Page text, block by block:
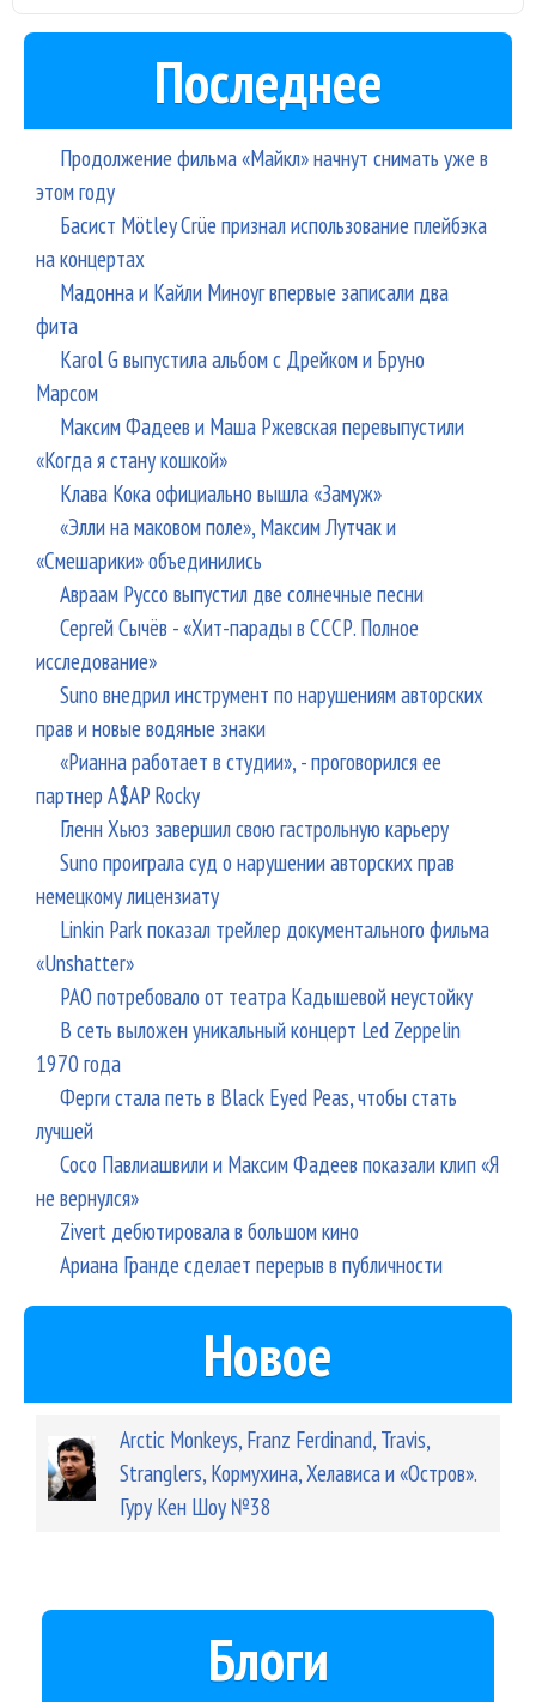
Последнее
Продолжение фильма «Майкл» начнут снимать уже в
этом году
Басист Mötley Crüe признал использование плейбэка
на концертах
Мадонна и Кайли Миноуг впервые записали два
фита
Karol G выпустила альбом с Дрейком и Бруно
Марсом
Максим Фадеев и Маша Ржевская перевыпустили
«Когда я стану кошкой»
Клава Кока официально вышла «Замуж»
«Элли на маковом поле», Максим Лутчак и
«Смешарики» объединились
Авраам Руссо выпустил две солнечные песни
Сергей Сычёв - «Хит-парады в СССР. Полное
исследование»
Suno внедрил инструмент по нарушениям авторских
прав и новые водяные знаки
«Рианна работает в студии», - проговорился ее
партнер A$AP Rocky
Гленн Хьюз завершил свою гастрольную карьеру
Suno проиграла суд о нарушении авторских прав
немецкому лицензиату
Linkin Park показал трейлер документального фильма
«Unshatter»
РАО потребовало от театра Кадышевой неустойку
В сеть выложен уникальный концерт Led Zeppelin
1970 года
Ферги стала петь в Black Eyed Peas, чтобы стать
лучшей
Сосо Павлиашвили и Максим Фадеев показали клип «Я
не вернулся»
Zivert дебютировала в большом кино
Ариана Гранде сделает перерыв в публичности
Новое
Arctic Monkeys, Franz Ferdinand, Travis,
Stranglers, Кормухина, Хелависа и «Остров».
Гуру Кен Шоу №38
Блоги